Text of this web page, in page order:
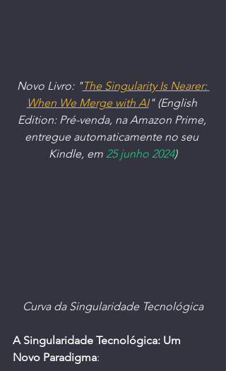
Novo Livro: "The Singularity Is Nearer:
When We Merge with AI" (English
Edition: Pré-venda, na Amazon Prime,
entregue automaticamente no seu
Kindle, em 25 junho 2024)
Curva da Singularidade Tecnológica
A Singularidade Tecnológica: Um
Novo Paradigma: